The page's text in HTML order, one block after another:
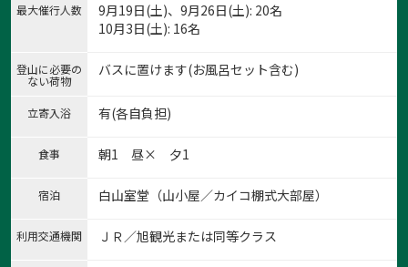
最大催行人数
9月19日(土)、9月26日(土): 20名
10月3日(土): 16名
登山に必要の
ない荷物
バスに置けます(お風呂セット含む)
立寄入浴 有(各自負担)
食事 朝1 昼× 夕1
宿泊 白山室堂（山小屋／カイコ棚式大部屋）
利用交通機関 ＪＲ／旭観光または同等クラス